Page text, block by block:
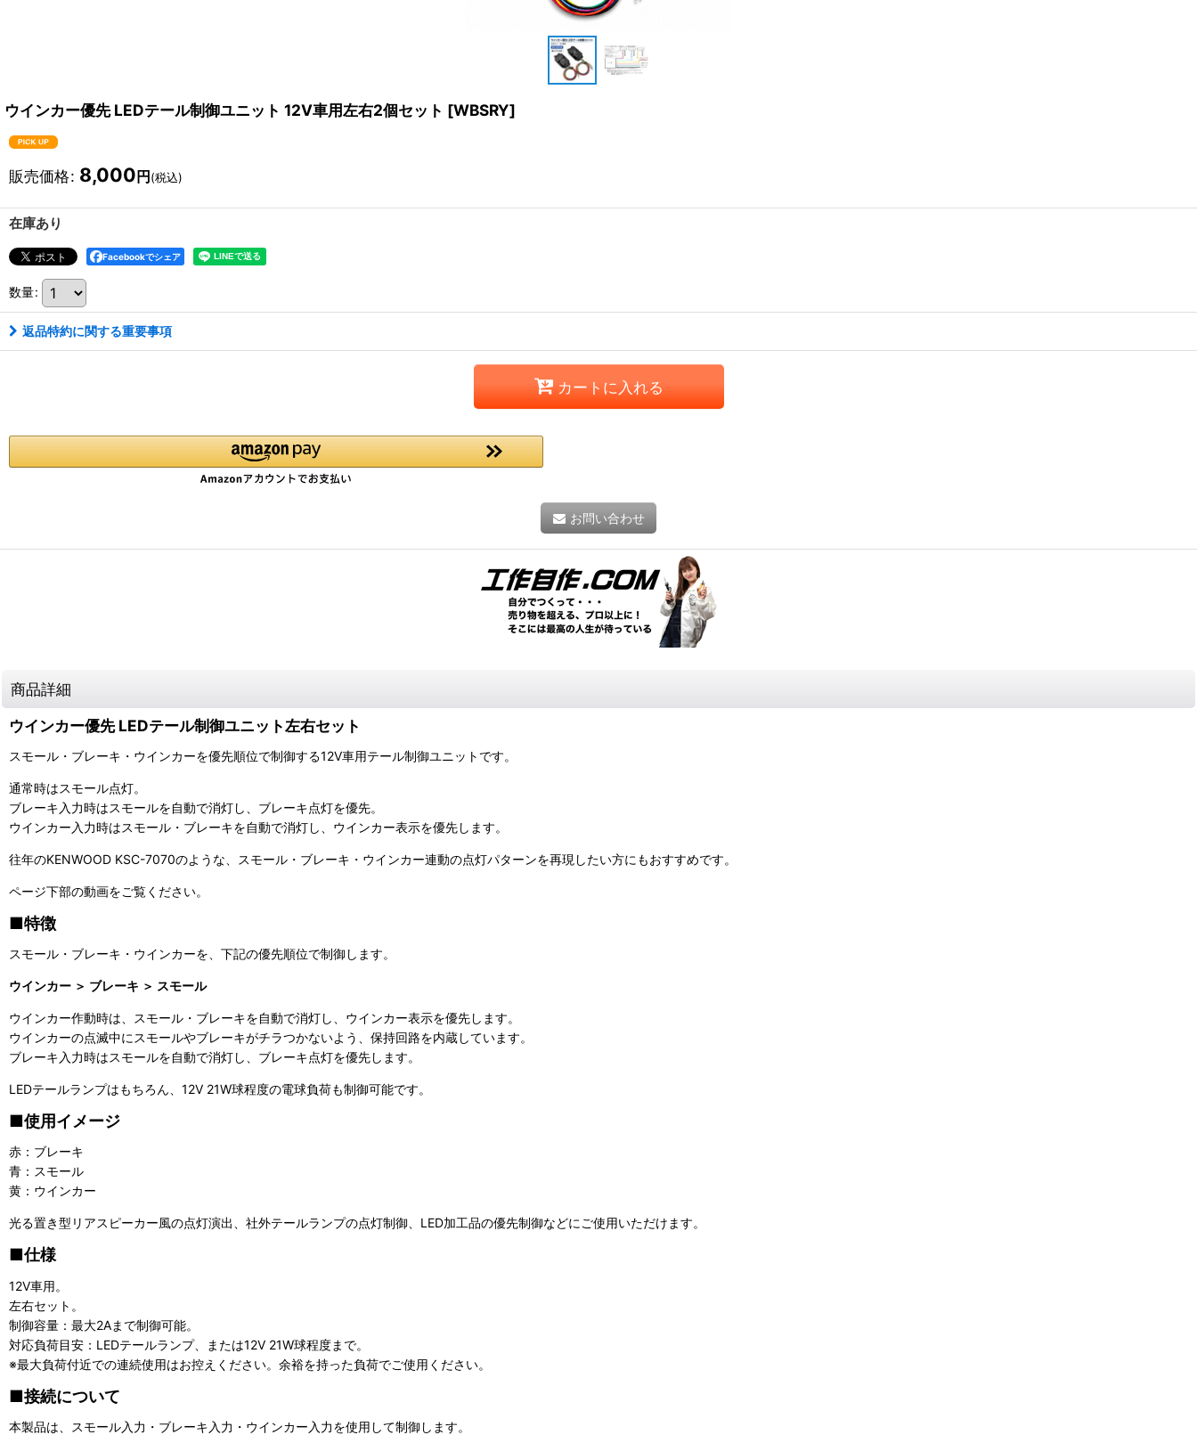
ウインカー優先 LEDテール制御ユニット 12V車用左右2個セット [WBSRY]
販売価格: 8,000 円 (税込)
在庫あり
Facebookでシェア
数量:
返品特約に関する重要事項
カートに入れる
お問い合わせ
商品詳細
ウインカー優先 LEDテール制御ユニット左右セット
スモール・ブレーキ・ウインカーを優先順位で制御する12V車用テール制御ユニットです。
通常時はスモール点灯。
ブレーキ入力時はスモールを自動で消灯し、ブレーキ点灯を優先。
ウインカー入力時はスモール・ブレーキを自動で消灯し、ウインカー表示を優先します。
往年のKENWOOD KSC-7070のような、スモール・ブレーキ・ウインカー連動の点灯パターンを再現したい方にもおすすめです。
ページ下部の動画をご覧ください。
■特徴
スモール・ブレーキ・ウインカーを、下記の優先順位で制御します。
ウインカー ＞ ブレーキ ＞ スモール
ウインカー作動時は、スモール・ブレーキを自動で消灯し、ウインカー表示を優先します。
ウインカーの点滅中にスモールやブレーキがチラつかないよう、保持回路を内蔵しています。
ブレーキ入力時はスモールを自動で消灯し、ブレーキ点灯を優先します。
LEDテールランプはもちろん、12V 21W球程度の電球負荷も制御可能です。
■使用イメージ
赤：ブレーキ
青：スモール
黄：ウインカー
光る置き型リアスピーカー風の点灯演出、社外テールランプの点灯制御、LED加工品の優先制御などにご使用いただけます。
■仕様
12V車用。
左右セット。
制御容量：最大2Aまで制御可能。
対応負荷目安：LEDテールランプ、または12V 21W球程度まで。
※最大負荷付近での連続使用はお控えください。余裕を持った負荷でご使用ください。
■接続について
本製品は、スモール入力・ブレーキ入力・ウインカー入力を使用して制御します。